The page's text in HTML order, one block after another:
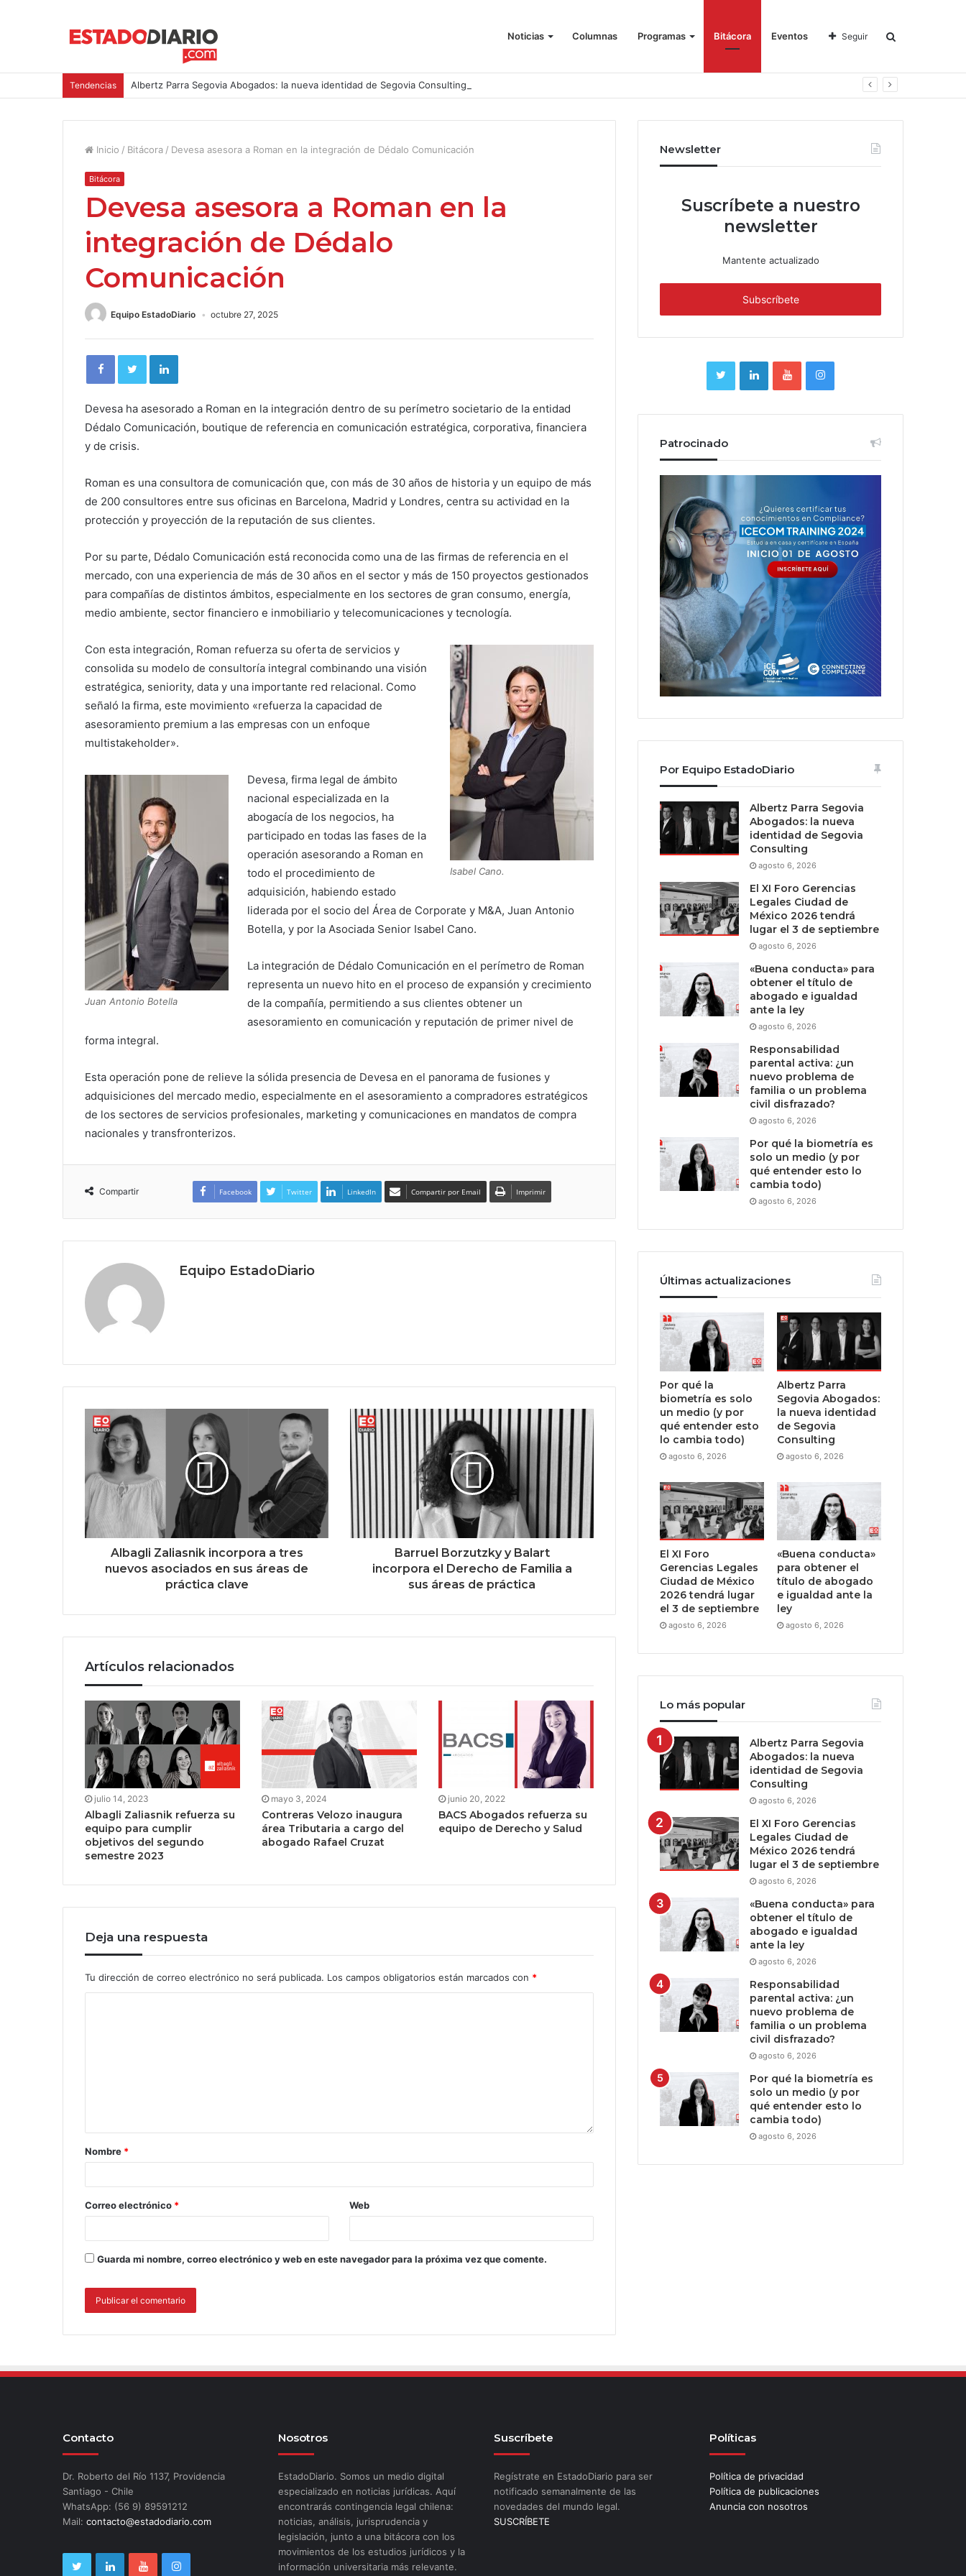
Noticias Columnas Programas Bitácora Eventos Seguir
Tendencias Albertz Parra Segovia Abogados: la nueva identidad de Segovia Consulting
Inicio / Bitácora / Devesa asesora a Roman en la integración de Dédalo Comunicación
Bitácora
Devesa asesora a Roman en la
integración de Dédalo
Comunicación
Equipo EstadoDiario octubre 27, 2025
Devesa ha asesorado a Roman en la integración dentro de su perímetro societario de la entidad
Dédalo Comunicación, boutique de referencia en comunicación estratégica, corporativa, financiera
y de crisis.
Roman es una consultora de comunicación que, con más de 30 años de historia y un equipo de más
de 200 consultores entre sus oficinas en Barcelona, Madrid y Londres, centra su actividad en la
protección y proyección de la reputación de sus clientes.
Por su parte, Dédalo Comunicación está reconocida como una de las firmas de referencia en el
mercado, con una experiencia de más de 30 años en el sector y más de 150 proyectos gestionados
para compañías de distintos ámbitos, especialmente en los sectores de gran consumo, energía,
medio ambiente, sector financiero e inmobiliario y telecomunicaciones y tecnología.
Isabel Cano.
Con esta integración, Roman refuerza su oferta de servicios y
consolida su modelo de consultoría integral combinando una visión
estratégica, seniority, data y una importante red relacional. Como
señaló la firma, este movimiento «refuerza la capacidad de
asesoramiento premium a las empresas con un enfoque
multistakeholder».
Juan Antonio Botella
Devesa, firma legal de ámbito
nacional especializada en la
abogacía de los negocios, ha
participado en todas las fases de la
operación asesorando a Roman en
todo el procedimiento de
adquisición, habiendo estado
liderada por el socio del Área de Corporate y M&A, Juan Antonio
Botella, y por la Asociada Senior Isabel Cano.
La integración de Dédalo Comunicación en el perímetro de Roman
representa un nuevo hito en el proceso de expansión y crecimiento
de la compañía, permitiendo a sus clientes obtener un
asesoramiento en comunicación y reputación de primer nivel de
forma integral.
Esta operación pone de relieve la sólida presencia de Devesa en el panorama de fusiones y
adquisiciones del mercado medio, especialmente en el asesoramiento a compradores estratégicos
de los sectores de servicios profesionales, marketing y comunicaciones en mandatos de compra
nacionales y transfronterizos.
Compartir Facebook Twitter LinkedIn Compartir por Email Imprimir
Equipo EstadoDiario
Albagli Zaliasnik incorpora a tres
nuevos asociados en sus áreas de
práctica clave
Barruel Borzutzky y Balart
incorpora el Derecho de Familia a
sus áreas de práctica
Artículos relacionados
julio 14, 2023
Albagli Zaliasnik refuerza su
equipo para cumplir
objetivos del segundo
semestre 2023
mayo 3, 2024
Contreras Velozo inaugura
área Tributaria a cargo del
abogado Rafael Cruzat
junio 20, 2022
BACS Abogados refuerza su
equipo de Derecho y Salud
Deja una respuesta
Tu dirección de correo electrónico no será publicada. Los campos obligatorios están marcados con *
Nombre *
Correo electrónico * Web
Guarda mi nombre, correo electrónico y web en este navegador para la próxima vez que comente.
Newsletter
Suscríbete a nuestro
newsletter
Mantente actualizado
Patrocinado
Por Equipo EstadoDiario
Albertz Parra Segovia
Abogados: la nueva
identidad de Segovia
Consulting
agosto 6, 2026
El XI Foro Gerencias
Legales Ciudad de
México 2026 tendrá
lugar el 3 de septiembre
agosto 6, 2026
«Buena conducta» para
obtener el título de
abogado e igualdad
ante la ley
agosto 6, 2026
Responsabilidad
parental activa: ¿un
nuevo problema de
familia o un problema
civil disfrazado?
agosto 6, 2026
Por qué la biometría es
solo un medio (y por
qué entender esto lo
cambia todo)
agosto 6, 2026
Últimas actualizaciones
Por qué la
biometría es solo
un medio (y por
qué entender esto
lo cambia todo)
agosto 6, 2026
Albertz Parra
Segovia Abogados:
la nueva identidad
de Segovia
Consulting
agosto 6, 2026
El XI Foro
Gerencias Legales
Ciudad de México
2026 tendrá lugar
el 3 de septiembre
agosto 6, 2026
«Buena conducta»
para obtener el
título de abogado
e igualdad ante la
ley
agosto 6, 2026
Lo más popular
Albertz Parra Segovia
Abogados: la nueva
identidad de Segovia
Consulting
agosto 6, 2026
El XI Foro Gerencias
Legales Ciudad de
México 2026 tendrá
lugar el 3 de septiembre
agosto 6, 2026
«Buena conducta» para
obtener el título de
abogado e igualdad
ante la ley
agosto 6, 2026
Responsabilidad
parental activa: ¿un
nuevo problema de
familia o un problema
civil disfrazado?
agosto 6, 2026
Por qué la biometría es
solo un medio (y por
qué entender esto lo
cambia todo)
agosto 6, 2026
Contacto
Dr. Roberto del Río 1137, Providencia
Santiago - Chile
WhatsApp: (56 9) 89591212
Mail: contacto@estadodiario.com
Nosotros
EstadoDiario. Somos un medio digital
especializado en noticias jurídicas. Aquí
encontrarás contingencia legal chilena:
noticias, análisis, jurisprudencia y
legislación, junto a una bitácora con los
movimientos de los estudios jurídicos y la
información universitaria más relevante.
Suscríbete
Regístrate en EstadoDiario para ser
notificado semanalmente de las
novedades del mundo legal.
SUSCRÍBETE
Políticas
Política de privacidad
Política de publicaciones
Anuncia con nosotros